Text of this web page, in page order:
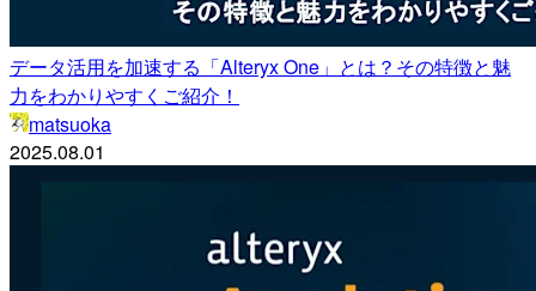
データ活用を加速する「Alteryx One」とは？その特徴と魅
力をわかりやすくご紹介！
matsuoka
2025.08.01